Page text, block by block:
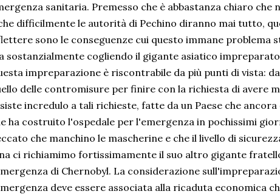
sanitaria. Premesso che è abbastanza chiaro
difficilmente le autorità di Pechino diranno mai tutto,
sono le conseguenze cui questo immane problema
sostanzialmente cogliendo il gigante asiatico
impreparazione è riscontrabile da più punti di vista:
delle contromisure per finire con la richiesta di avere
incredulo a tali richieste, fatte da un Paese che
ha costruito l'ospedale per l'emergenza in pochissimi
che manchino le mascherine e che il livello di
ci richiamimo fortissimamente il suo altro gigante
di Chernobyl. La considerazione
deve essere associata alla ricaduta economica